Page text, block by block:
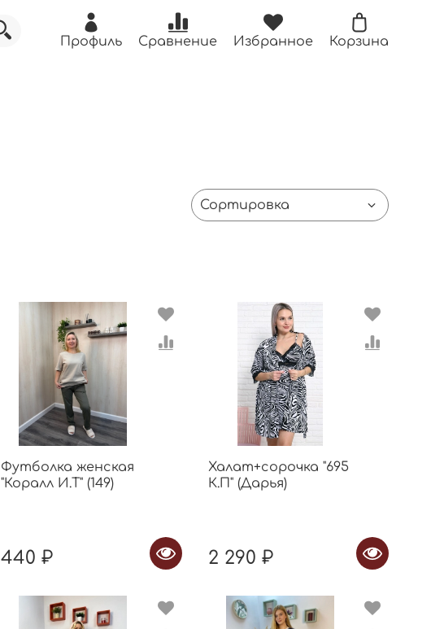
Профиль Сравнение Избранное Корзина
Футболка женская
"Коралл И.Т" (149)
440 ₽
Халат+сорочка "695
К.П" (Дарья)
2 290 ₽